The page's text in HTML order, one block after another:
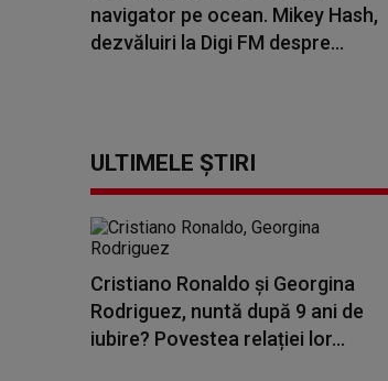
navigator pe ocean. Mikey Hash,
dezvăluiri la Digi FM despre...
ULTIMELE ȘTIRI
Cristiano Ronaldo și Georgina
Rodriguez, nuntă după 9 ani de
iubire? Povestea relației lor...